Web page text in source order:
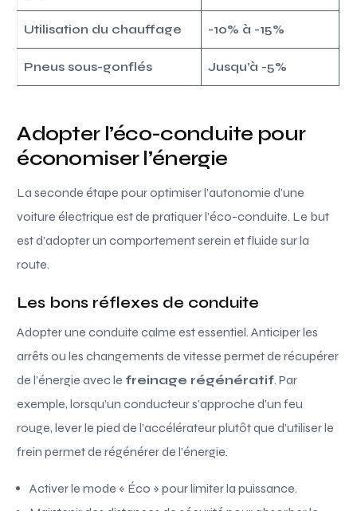
Utilisation du chauffage -10% à -15%
Pneus sous-gonflés Jusqu’à -5%
Adopter l’éco-conduite pour
économiser l’énergie
La seconde étape pour optimiser l’autonomie d’une
voiture électrique est de pratiquer l’éco-conduite. Le but
est d’adopter un comportement serein et fluide sur la
route.
Les bons réflexes de conduite
Adopter une conduite calme est essentiel. Anticiper les
arrêts ou les changements de vitesse permet de récupérer
de l’énergie avec le freinage régénératif. Par
exemple, lorsqu’un conducteur s’approche d’un feu
rouge, lever le pied de l’accélérateur plutôt que d’utiliser le
frein permet de régénérer de l’énergie.
Activer le mode « Éco » pour limiter la puissance.